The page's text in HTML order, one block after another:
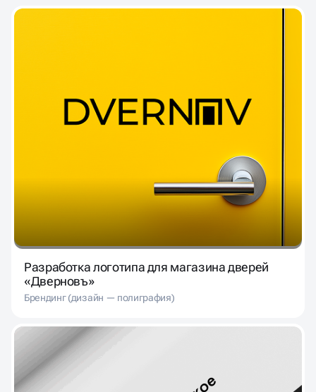
Разработка логотипа для магазина дверей
«Дверновъ»
Брендинг (дизайн — полиграфия)